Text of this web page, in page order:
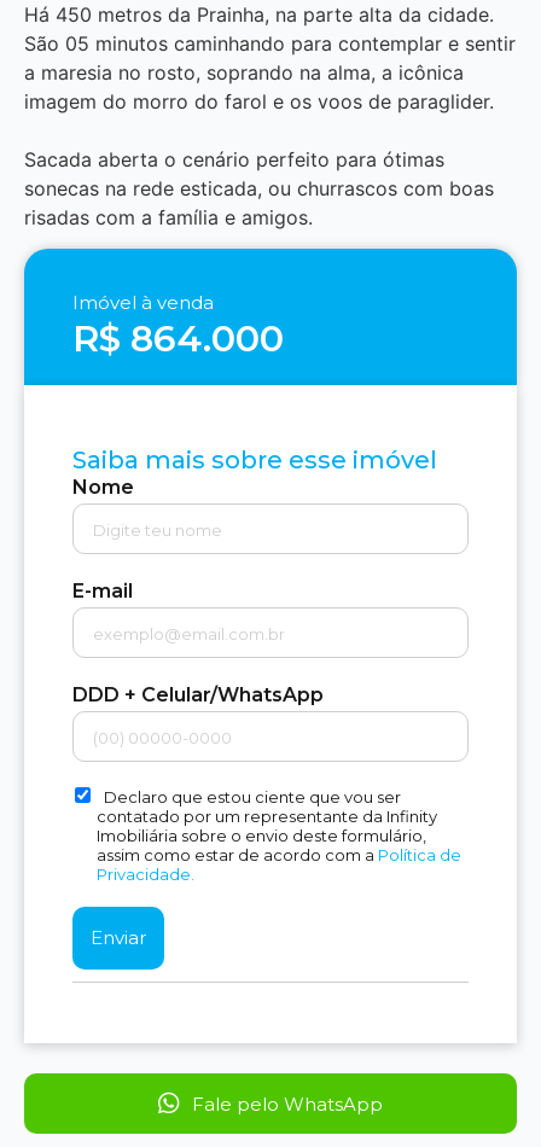
Há 450 metros da Prainha, na parte alta da cidade.
São 05 minutos caminhando para contemplar e sentir
a maresia no rosto, soprando na alma, a icônica
imagem do morro do farol e os voos de paraglider.
Sacada aberta o cenário perfeito para ótimas
sonecas na rede esticada, ou churrascos com boas
risadas com a família e amigos.
Imóvel à venda
R$ 864.000
Saiba mais sobre esse imóvel
Nome
E-mail
DDD + Celular/WhatsApp
Declaro que estou ciente que vou ser
contatado por um representante da Infinity
Imobiliária sobre o envio deste formulário,
assim como estar de acordo com a Política de
Privacidade.
Fale pelo WhatsApp